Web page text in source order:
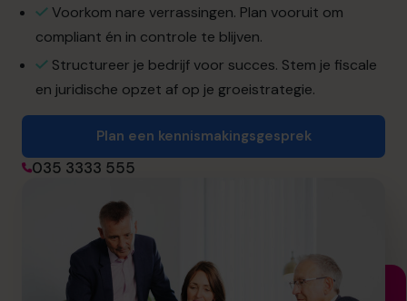
035 3333 555
info.nl@cfocentre.com
Voorkom nare verrassingen. Plan vooruit om
compliant én in controle te blijven.
Structureer je bedrijf voor succes. Stem je fiscale
en juridische opzet af op je groeistrategie.
Plan een kennismakingsgesprek
035 3333 555